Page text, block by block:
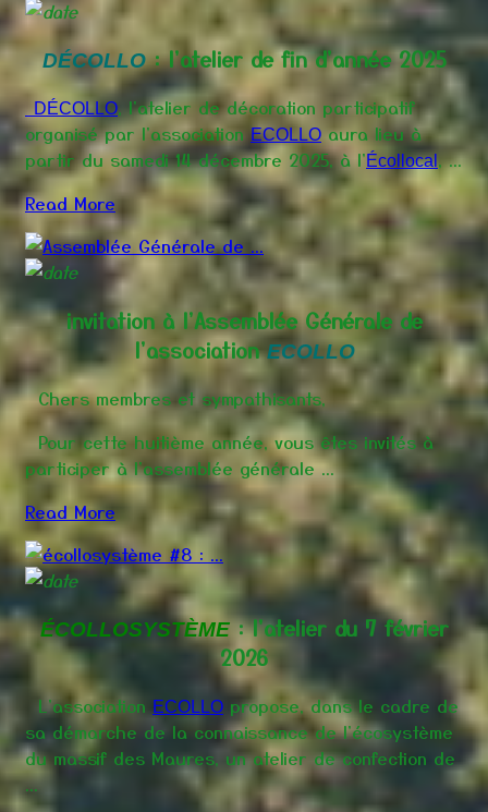
DÉCOLLO: l'atelier de fin d'année 2025
DÉCOLLO, l'atelier de décoration participatif
organisé par l'associationECOLLO aura lieu à
partir du samedi 14 décembre 2025, à l'Écollocal, ...
Read More
invitation à l'Assemblée Générale de
l'associationECOLLO
Chers membres et sympathisants,
Pour cette huitième année, vous êtes invités à
participer à l'assemblée générale ...
Read More
ÉCOLLOSYSTÈME: l'atelier du 7 février
2026
L'association ECOLLO propose, dans le cadre de
sa démarche de la connaissance de l'écosystème
du massif des Maures, un atelier de confection de
...